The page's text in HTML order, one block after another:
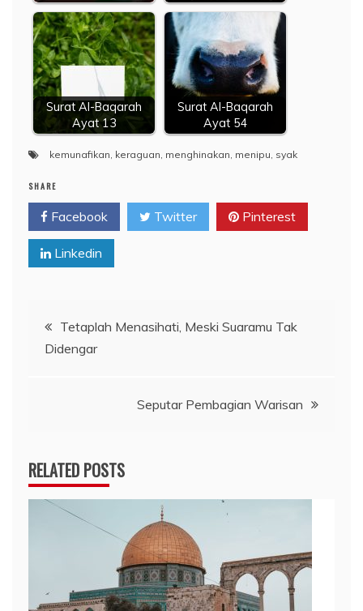
Surat Al-Baqarah
Ayat 13
Surat Al-Baqarah
Ayat 54
kemunafikan keraguan menghinakan menipu syak
SHARE
Facebook Twitter Pinterest
Linkedin
Navigasi
pos
Tetaplah Menasihati, Meski Suaramu Tak
Didengar
Seputar Pembagian Warisan
RELATED POSTS